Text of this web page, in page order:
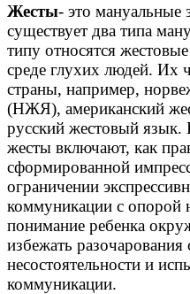
Жесты- это мануальные
существует два типа
типу относятся
среде глухих людей. Их
страны, например,
(НЖЯ), американский
русский жестовый
жесты включают, как
сформированной
ограничении
коммуникации с опорой
понимание ребенка
избежать разочарования
несостоятельности и
коммуникации.